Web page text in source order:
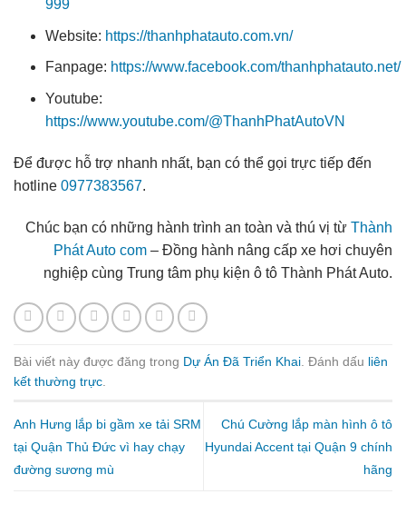
999
Website: https://thanhphatauto.com.vn/
Fanpage: https://www.facebook.com/thanhphatauto.net/
Youtube:
https://www.youtube.com/@ThanhPhatAutoVN
Để được hỗ trợ nhanh nhất, bạn có thể gọi trực tiếp đến
hotline 0977383567.
Chúc bạn có những hành trình an toàn và thú vị từ Thành
Phát Auto com – Đồng hành nâng cấp xe hơi chuyên
nghiệp cùng Trung tâm phụ kiện ô tô Thành Phát Auto.
Bài viết này được đăng trong Dự Án Đã Triển Khai. Đánh dấu liên
kết thường trực.
Anh Hưng lắp bi gầm xe tải SRM
tại Quận Thủ Đức vì hay chạy
đường sương mù
Chú Cường lắp màn hình ô tô
Hyundai Accent tại Quận 9 chính
hãng